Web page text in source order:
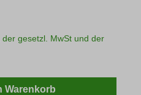
der gesetzl. MwSt und der
Wert ein
Warenkorb